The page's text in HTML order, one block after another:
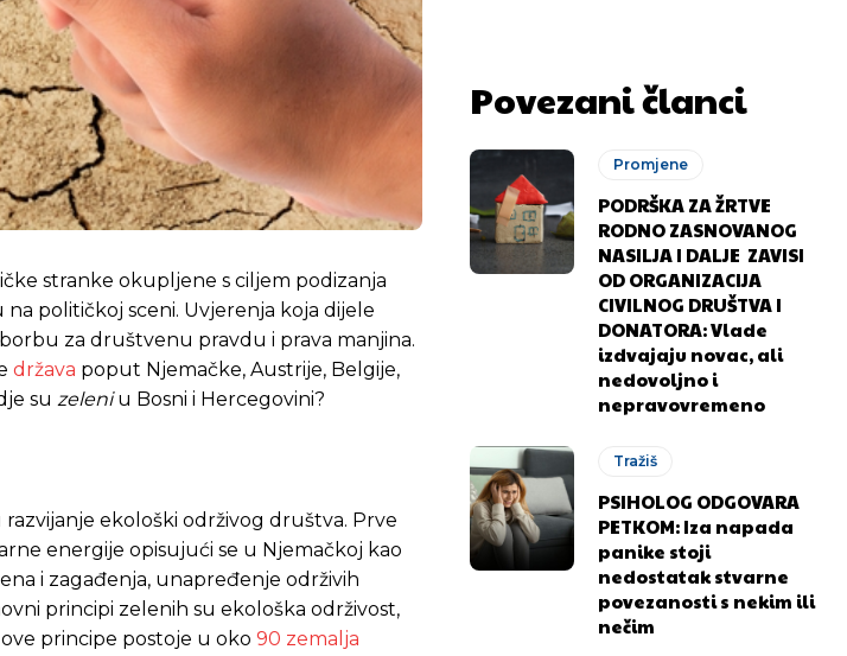
stranke okupljene s ciljem podizanja
političkoj sceni. Uvjerenja koja dijele
za društvenu pravdu i prava manjina.
država poput Njemačke, Austrije, Belgije,
su zeleniu Bosni i Hercegovini?
ekološki održivog društva. Prve
energije opisujući se u Njemačkoj kao
i zagađenja, unapređenje održivih
principi zelenih su ekološka održivost,
principe postoje u oko 90 zemalja
Povezani članci
Promjene
PODRŠKA ZA ŽRTVE
RODNO ZASNOVANOG
NASILJA I DALJE ZAVISI
OD ORGANIZACIJA
CIVILNOG DRUŠTVA I
DONATORA: Vlade
izdvajaju novac, ali
nedovoljno i
nepravovremeno
Tražiš
PSIHOLOG ODGOVARA
PETKOM: Iza napada
panike stoji
nedostatak stvarne
povezanosti s nekim ili
nečim